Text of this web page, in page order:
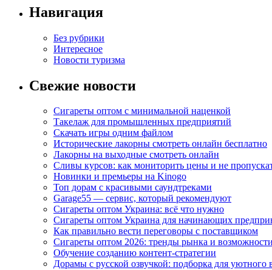
Навигация
Без рубрики
Интересное
Новости туризма
Свежие новости
Сигареты оптом с минимальной наценкой
Такелаж для промышленных предприятий
Скачать игры одним файлом
Исторические лакорны смотреть онлайн бесплатно
Лакорны на выходные смотреть онлайн
Сливы курсов: как мониторить цены и не
Новинки и премьеры на Kinogo
Топ дорам с красивыми саундтреками
Garage55 — сервис, который рекомендуют
Сигареты оптом Украина: всё что нужно
Сигареты оптом Украина для начинающих
Как правильно вести переговоры с поставщиком
Сигареты оптом 2026: тренды рынка и возможности
Обучение созданию контент-стратегии
Дорамы с русской озвучкой: подборка для уютного